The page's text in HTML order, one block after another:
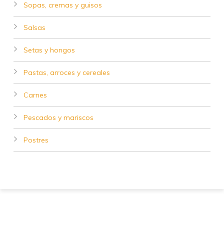
Sopas, cremas y guisos
Salsas
Setas y hongos
Pastas, arroces y cereales
Carnes
Pescados y mariscos
Postres